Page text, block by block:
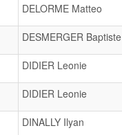
DELORME Matteo
DESMERGER Baptiste
DIDIER Leonie
DIDIER Leonie
DINALLY Ilyan